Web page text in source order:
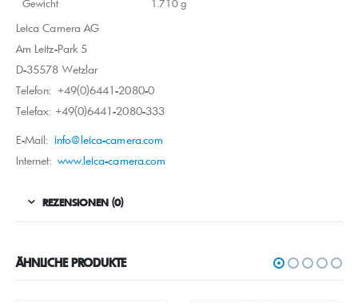
Gewicht 1.710 g
Leica Camera AG
Am Leitz-Park 5
D-35578 Wetzlar
Telefon: +49(0)6441-2080-0
Telefax: +49(0)6441-2080-333
E-Mail: info@leica-camera.com
Internet: www.leica-camera.com
REZENSIONEN (0)
ÄHNLICHE PRODUKTE